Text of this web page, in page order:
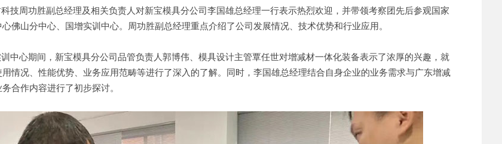
周功胜副总经理及相关负责人对新宝模具分公司李国雄总经理一行表示热烈欢迎，并带领考察团先后参观国家
佛山分中心、国增实训中心。周功胜副总经理重点介绍了公司发展情况、技术优势和行业应用。
心期间，新宝模具分公司品管负责人郭博伟、模具设计主管覃任世对增减材一体化装备表示了浓厚的兴趣，就
情况、性能优势、业务应用范畴等进行了深入的了解。同时，李国雄总经理结合自身企业的业务需求与广东增减
合作内容进行了初步探讨。